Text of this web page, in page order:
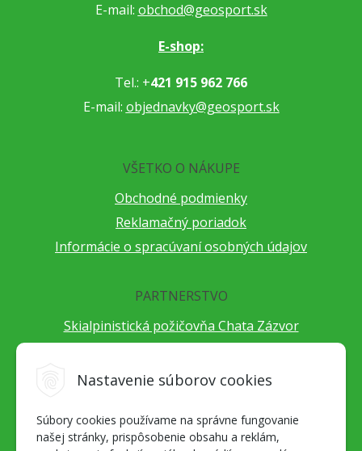
Nastavenie súborov cookies
Súbory cookies používame na správne fungovanie
našej stránky, prispôsobenie obsahu a reklám,
E-mail: obchod@geosport.sk
E-shop:
Tel.: +421 915 962 766
E-mail: objednavky@geosport.sk
VŠETKO O NÁKUPE
Obchodné podmienky
Reklamačný poriadok
Informácie o spracúvaní osobných údajov
PARTNERSTVO
Skialpinistická požičovňa Chata Zázvor
Cestovateľský festival Cestou necestou
Alpenverein Slovensko
Hore-dole Derešom